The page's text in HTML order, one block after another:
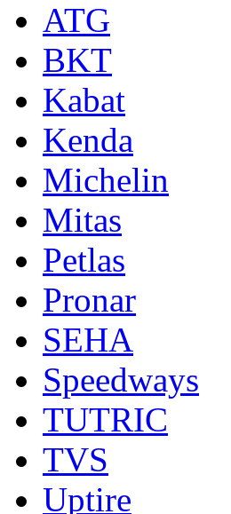
ATG
BKT
Kabat
Kenda
Michelin
Mitas
Petlas
Pronar
SEHA
Speedways
TUTRIC
TVS
Uptire